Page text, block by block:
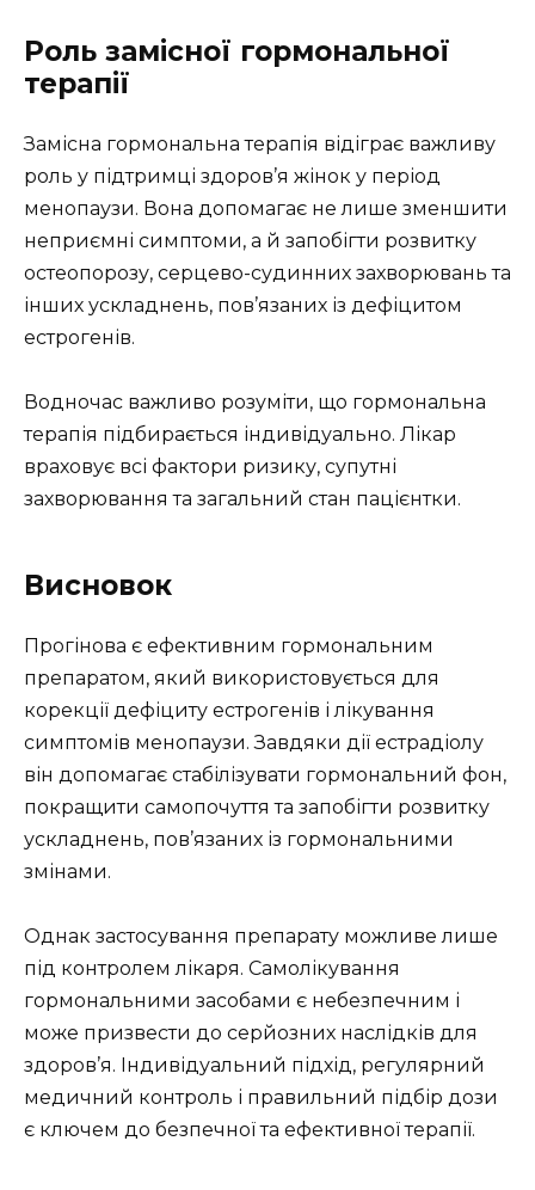
Роль замісної гормональної
терапії
Замісна гормональна терапія відіграє важливу
роль у підтримці здоров’я жінок у період
менопаузи. Вона допомагає не лише зменшити
неприємні симптоми, а й запобігти розвитку
остеопорозу, серцево-судинних захворювань та
інших ускладнень, пов’язаних із дефіцитом
естрогенів.
Водночас важливо розуміти, що гормональна
терапія підбирається індивідуально. Лікар
враховує всі фактори ризику, супутні
захворювання та загальний стан пацієнтки.
Висновок
Прогінова є ефективним гормональним
препаратом, який використовується для
корекції дефіциту естрогенів і лікування
симптомів менопаузи. Завдяки дії естрадіолу
він допомагає стабілізувати гормональний фон,
покращити самопочуття та запобігти розвитку
ускладнень, пов’язаних із гормональними
змінами.
Однак застосування препарату можливе лише
під контролем лікаря. Самолікування
гормональними засобами є небезпечним і
може призвести до серйозних наслідків для
здоров’я. Індивідуальний підхід, регулярний
медичний контроль і правильний підбір дози
є ключем до безпечної та ефективної терапії.